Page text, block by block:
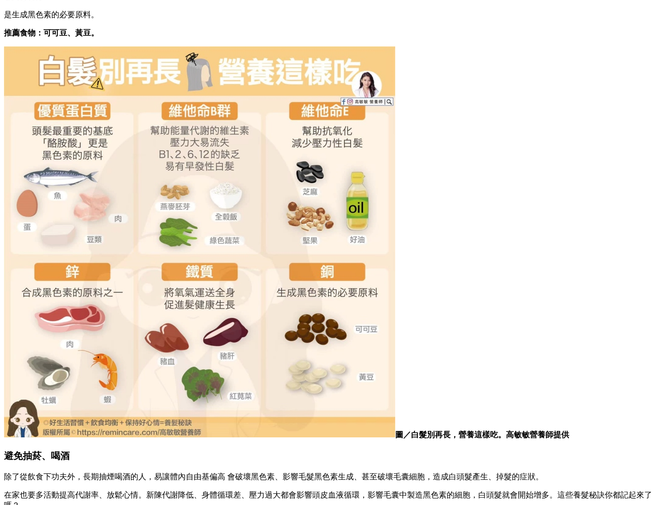
是生成黑色素的必要原料。
推薦食物：可可豆、黃豆。
圖／白髮別再長，營養這樣吃。高敏敏營養師提供
避免抽菸、喝酒
除了從飲食下功夫外，長期抽煙喝酒的人，易讓體內自由基偏高 會破壞黑色素、影響毛髮黑色素生成、甚至破壞毛囊細胞，造成白頭髮產生、掉髮的症狀。
在家也要多活動提高代謝率、放鬆心情。新陳代謝降低、身體循環差、壓力過大都會影響頭皮血液循環，影響毛囊中製造黑色素的細胞，白頭髮就會開始增多。這些養髮秘訣你都記起來了